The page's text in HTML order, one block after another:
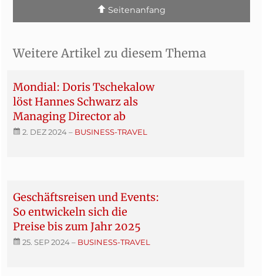
Seitenanfang
Weitere Artikel zu diesem Thema
Mondial: Doris Tschekalow
löst Hannes Schwarz als
Managing Director ab
2. DEZ 2024– BUSINESS-TRAVEL
Geschäftsreisen und Events:
So entwickeln sich die
Preise bis zum Jahr 2025
25. SEP 2024– BUSINESS-TRAVEL